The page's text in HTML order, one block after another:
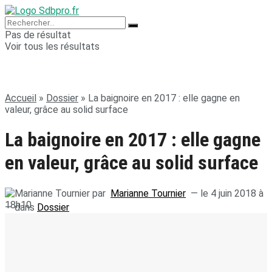
Pas de résultat
Voir tous les résultats
Accueil » Dossier » La baignoire en 2017 : elle gagne en
valeur, grâce au solid surface
La baignoire en 2017 : elle gagne
en valeur, grâce au solid surface
par Marianne Tournier — le 4 juin 2018 à
18h10
— dans Dossier